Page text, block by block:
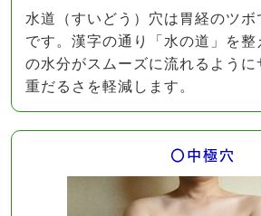
水道（すいどう）穴は胃経のツボ
です。漢字の通り「水の道」を整
の水分がスムーズに流れるよう
重だるさを軽減します。
〇中極穴